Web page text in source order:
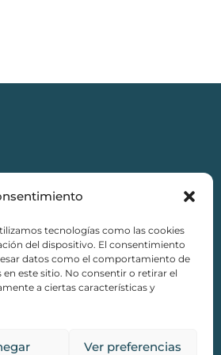
tecnologías como las cookies
del dispositivo. El consentimiento
datos como el comportamiento de
este sitio. No consentir o retirar el
a ciertas características y
Ver preferencias